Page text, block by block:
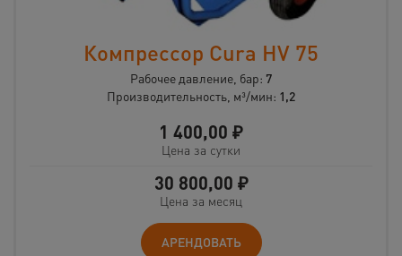
Компрессор Cura HV 75
Рабочее давление, бар: 7
Производительность, м³/мин: 1,2
1 400,00 ₽
Цена за сутки
30 800,00 ₽
Цена за месяц
АРЕНДОВАТЬ